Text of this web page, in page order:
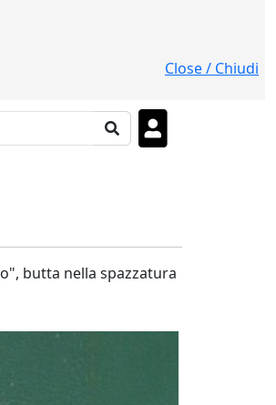
Close / Chiudi
butta nella spazzatura